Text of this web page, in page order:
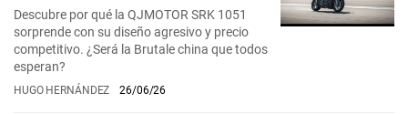
Descubre por qué la QJMOTOR SRK 1051
sorprende con su diseño agresivo y precio
competitivo. ¿Será la Brutale china que todos
esperan?
HUGO HERNÁNDEZ 26/06/26